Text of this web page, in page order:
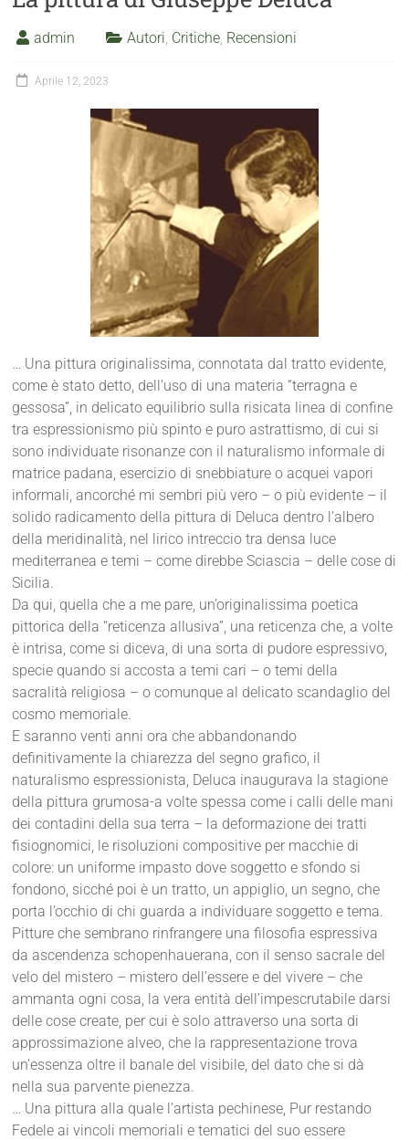
admin Autori, Critiche, Recensioni
Aprile 12, 2023
… Una pittura originalissima, connotata dal tratto evidente,
come è stato detto, dell’uso di una materia “terragna e
gessosa”, in delicato equilibrio sulla risicata linea di confine
tra espressionismo più spinto e puro astrattismo, di cui si
sono individuate risonanze con il naturalismo informale di
matrice padana, esercizio di snebbiature o acquei vapori
informali, ancorché mi sembri più vero – o più evidente – il
solido radicamento della pittura di Deluca dentro l’albero
della meridinalità, nel lirico intreccio tra densa luce
mediterranea e temi – come direbbe Sciascia – delle cose di
Sicilia.
Da qui, quella che a me pare, un’originalissima poetica
pittorica della “reticenza allusiva”, una reticenza che, a volte
è intrisa, come si diceva, di una sorta di pudore espressivo,
specie quando si accosta a temi cari – o temi della
sacralità religiosa – o comunque al delicato scandaglio del
cosmo memoriale.
E saranno venti anni ora che abbandonando
definitivamente la chiarezza del segno grafico, il
naturalismo espressionista, Deluca inaugurava la stagione
della pittura grumosa-a volte spessa come i calli delle mani
dei contadini della sua terra – la deformazione dei tratti
fisiognomici, le risoluzioni compositive per macchie di
colore: un uniforme impasto dove soggetto e sfondo si
fondono, sicché poi è un tratto, un appiglio, un segno, che
porta l’occhio di chi guarda a individuare soggetto e tema.
Pitture che sembrano rinfrangere una filosofia espressiva
da ascendenza schopenhauerana, con il senso sacrale del
velo del mistero – mistero dell’essere e del vivere – che
ammanta ogni cosa, la vera entità dell’impescrutabile darsi
delle cose create, per cui è solo attraverso una sorta di
approssimazione alveo, che la rappresentazione trova
un’essenza oltre il banale del visibile, del dato che si dà
nella sua parvente pienezza.
… Una pittura alla quale l’artista pechinese, Pur restando
Fedele ai vincoli memoriali e tematici del suo essere